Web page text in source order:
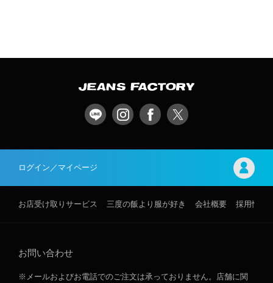
ログイン／マイページ
お店受け取りサービス 三度の飯より服が好き 会社概要 採用情報
お問い合わせ
※メールおよびお電話でのご注文は承っておりません。店舗に関